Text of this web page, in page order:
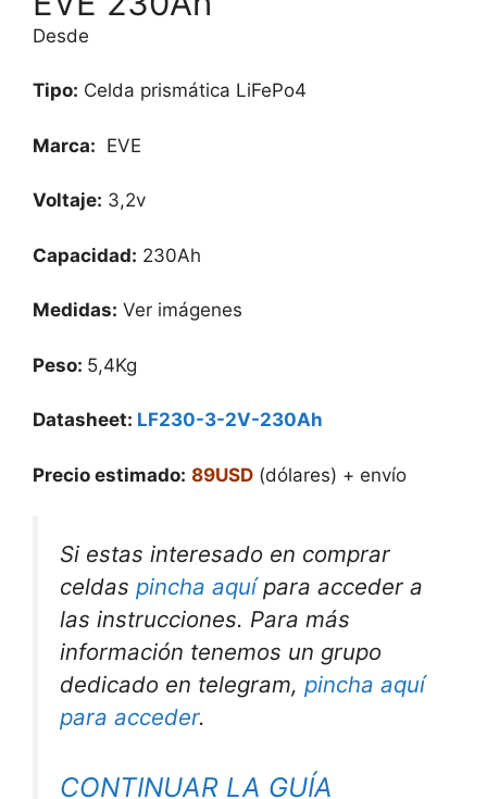
Desde
Tipo: Celda prismática LiFePo4
Marca: EVE
Voltaje: 3,2v
Capacidad: 230Ah
Medidas: Ver imágenes
Peso: 5,4Kg
Datasheet: LF230-3-2V-230Ah
Precio estimado: 89USD (dólares) + envío
Si estas interesado en comprar
celdas pincha aquípara acceder a
las instrucciones. Para más
información tenemos un grupo
dedicado en telegram, pincha aquí
para acceder.
CONTINUAR LA GUÍA